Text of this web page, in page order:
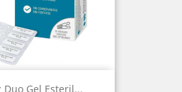
Duo Gel Esteril...